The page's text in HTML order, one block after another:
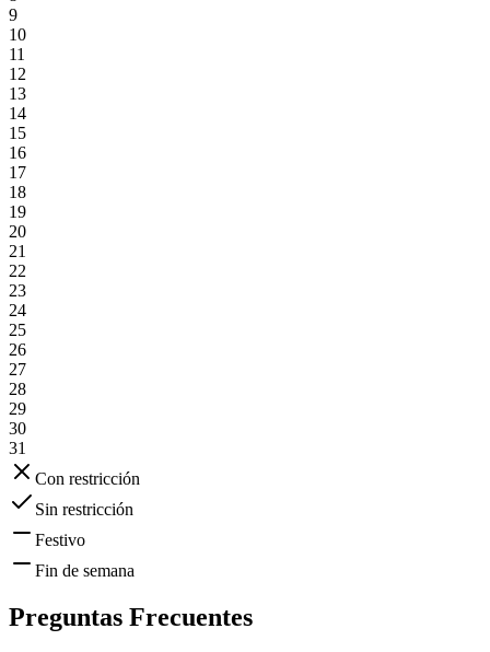
9
10
11
12
13
14
15
16
17
18
19
20
21
22
23
24
25
26
27
28
29
30
31
Con restricción
Sin restricción
Festivo
Fin de semana
Preguntas Frecuentes